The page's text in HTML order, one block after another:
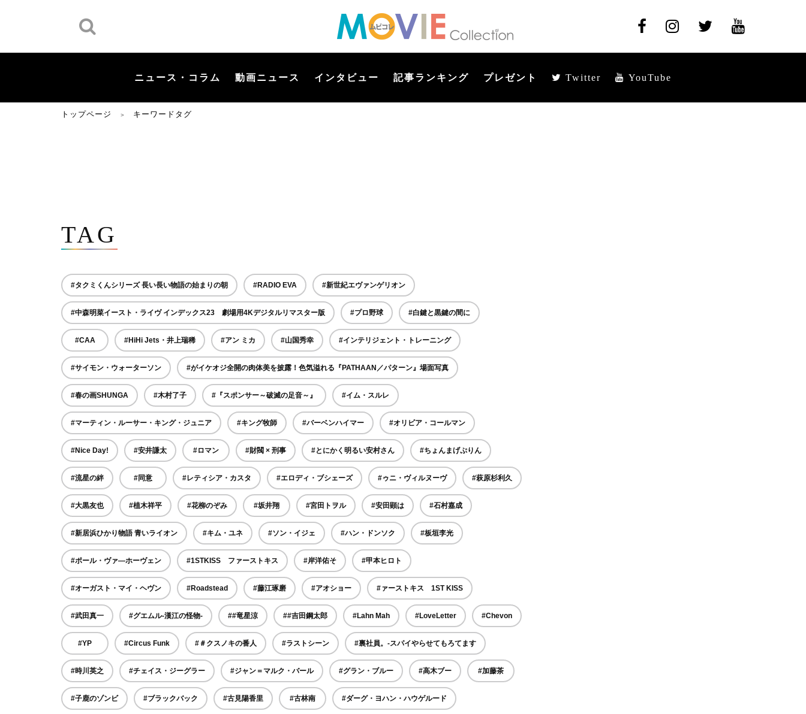
ニュース・コラム 動画ニュース インタビュー 記事ランキング プレゼント Twitter YouTube
トップページ ＞ キーワードタグ
TAG
#タクミくんシリーズ 長い長い物語の始まりの朝 #RADIO EVA #新世紀エヴァンゲリオン
#中森明菜イースト・ライヴ インデックス23 劇場用4Kデジタルリマスター版 #プロ野球 #白鍵と黒鍵の間に
#CAA #HiHi Jets・井上瑞稀 #アン ミカ #山国秀幸 #インテリジェント・トレーニング
#サイモン・ウォーターソン #がイケオジ全開の肉体美を披露！色気溢れる『PATHAAN／パターン』場面写真
#春の画SHUNGA #木村了子 #『スポンサー～破滅の足音～』 #イム・スルレ
#マーティン・ルーサー・キング・ジュニア #キング牧師 #バーベンハイマー #オリビア・コールマン
#Nice Day! #安井謙太 #ロマン #財閥 × 刑事 #とにかく明るい安村さん #ちょんまげぷりん
#流星の絆 #同意 #レティシア・カスタ #エロディ・ブシェーズ #ゥニ・ヴィルヌーヴ #萩原杉利久
#大黒友也 #植木祥平 #花柳のぞみ #坂井翔 #宮田トヲル #安田顕は #石村嘉成
#新居浜ひかり物語 青いライオン #キム・ユネ #ソン・イジェ #ハン・ドンソク #板垣李光
#ポール・ヴァ―ホーヴェン #1STKISS ファーストキス #岸洋佑そ #甲本ヒロト
#オーガスト・マイ・ヘヴン #Roadstead #藤江琢磨 #アオショー #ァーストキス 1ST KISS
#武田真一 #グエムル-漢江の怪物- ##竜星涼 ##吉田鋼太郎 #Lahn Mah #LoveLetter #Chevon
#YP #Circus Funk #＃クスノキの番人 #ラストシーン #裏社員。-スパイやらせてもろてます
#時川英之 #チェイス・ジーグラー #ジャン＝マルク・バール #グラン・ブルー #高木ブー #加藤茶
#子鹿のゾンビ #ブラックバック #古見陽香里 #古林南 #ダーグ・ヨハン・ハウゲルード